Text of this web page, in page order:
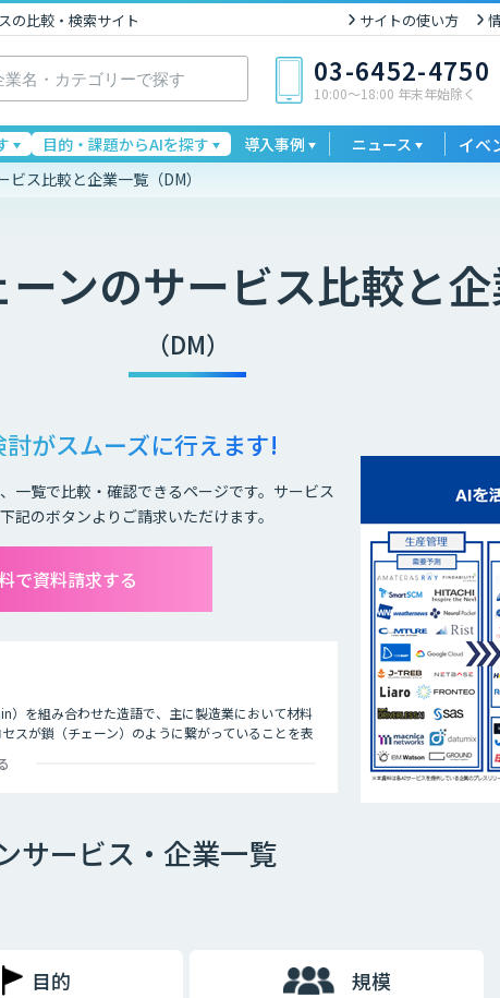
の比較・検索サイト サイトの使い方
03-6452-4750
10:00〜18:00 年末年始除く
目的・課題からAIを探す 導入事例 ニュース イベ
ス比較と企業一覧（DM）
ンのサービス比較と
（DM）
討がスムーズに行えます!
一覧で比較・確認できるページです。サービス
のボタンよりご請求いただけます。
で資料請求する
）を組み合わせた造語で、主に製造業において材料
スが鎖（チェーン）のように繋がっていることを表
して来客者を分析。最適な商品陳列や適切な人材配
る内容に違いがありますので、自社の課題は何
違いを充分に比較検討することが重要です。
サービス・企業一覧
目的 規模